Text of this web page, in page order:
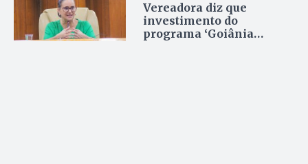
Vereadora diz que
investimento do
programa ‘Goiânia